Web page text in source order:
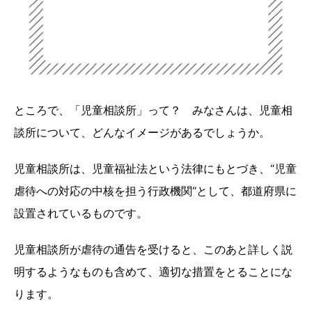
ところで、「児童相談所」って？ みなさんは、児童相
談所について、どんなイメージがあるでしょうか。
児童相談所は、児童福祉法という法律にもとづき、“児童
虐待への対応の中核を担う行政機関“として、都道府県に
設置されているものです。
児童相談所が虐待の通告を受けると、このあと詳しく説
明するようなものも含めて、適切な措置をとることにな
ります。